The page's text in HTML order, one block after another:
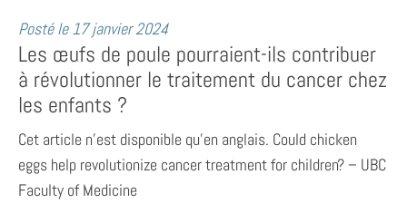
Posté le 17 janvier 2024
Les œufs de poule pourraient-ils contribuer
à révolutionner le traitement du cancer chez
les enfants ?
Cet article n’est disponible qu’en anglais. Could chicken
eggs help revolutionize cancer treatment for children? – UBC
Faculty of Medicine